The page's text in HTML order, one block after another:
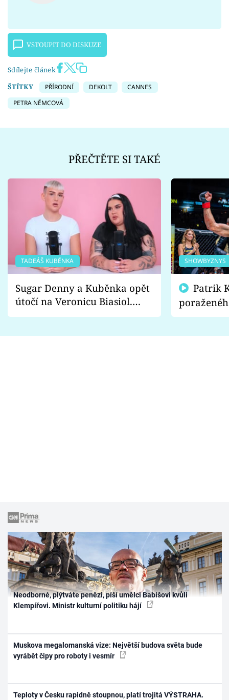
VSTOUPIT DO DISKUZE
Sdílejte článek
ŠTÍTKY
PŘÍRODNÍ DEKOLT
CANNES
PETRA NĚMCOVÁ
PŘEČTĚTE SI TAKÉ
TADEÁŠ KUBĚNKA
Sugar Denny a Kuběnka opět
útočí na Veronicu Biasiol.
Proč je podle nich falešná a
SHOWBYZNYS
fanoušci
Neodborné, plýtváte penězi, píší umělci Babišovi kvůli
Klempířovi. Ministr kulturní politiku hájí
Muskova megalomanská vize: Největší budova světa bude
vyrábět čipy pro roboty i vesmír
Teploty v Česku rapidně stoupnou, platí trojitá VÝSTRAHA.